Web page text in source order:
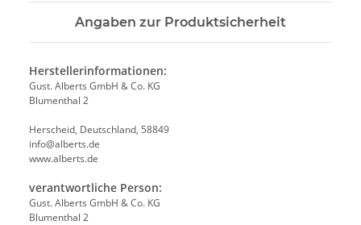
Angaben zur Produktsicherheit
Herstellerinformationen:
Gust. Alberts GmbH & Co. KG
Blumenthal 2
Herscheid, Deutschland, 58849
info@alberts.de
www.alberts.de
verantwortliche Person:
Gust. Alberts GmbH & Co. KG
Blumenthal 2